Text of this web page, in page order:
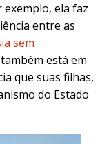
ela faz
entre as
sem
está em
que suas filhas,
do Estado